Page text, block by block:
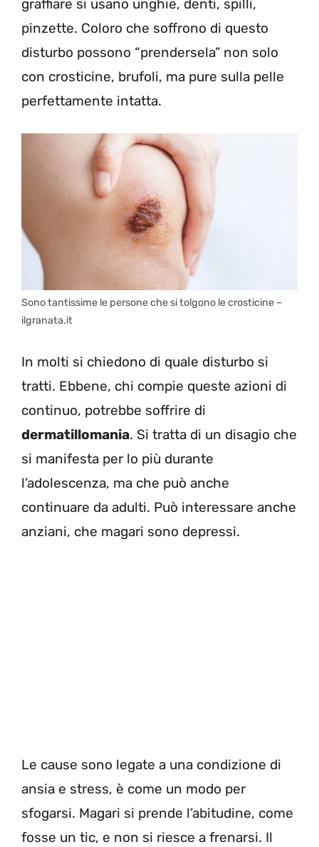
graffiare si usano unghie, denti, spilli,
pinzette. Coloro che soffrono di questo
disturbo possono “prendersela” non solo
con crosticine, brufoli, ma pure sulla pelle
perfettamente intatta.
Sono tantissime le persone che si tolgono le crosticine –
ilgranata.it
In molti si chiedono di quale disturbo si
tratti. Ebbene, chi compie queste azioni di
continuo, potrebbe soffrire di
dermatillomania. Si tratta di un disagio che
si manifesta per lo più durante
l’adolescenza, ma che può anche
continuare da adulti. Può interessare anche
anziani, che magari sono depressi.
Le cause sono legate a una condizione di
ansia e stress, è come un modo per
sfogarsi. Magari si prende l’abitudine, come
fosse un tic, e non si riesce a frenarsi. Il